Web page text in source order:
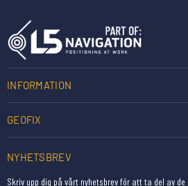
INFORMATION
GEOFIX
NYHETSBREV
Skriv upp dig på vårt nyhetsbrev för att ta del av